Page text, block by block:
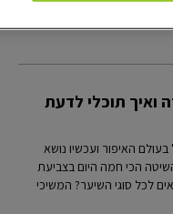
להחמיא למבנה הפנים
תוכלי לדעת
האיפור ועכשיו נושא
הכי חמה היום בצביעת
סוגי השיער? המשיכי